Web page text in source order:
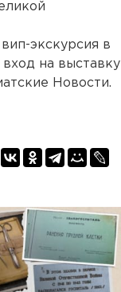
экскурсия в
на выставку
Новости.